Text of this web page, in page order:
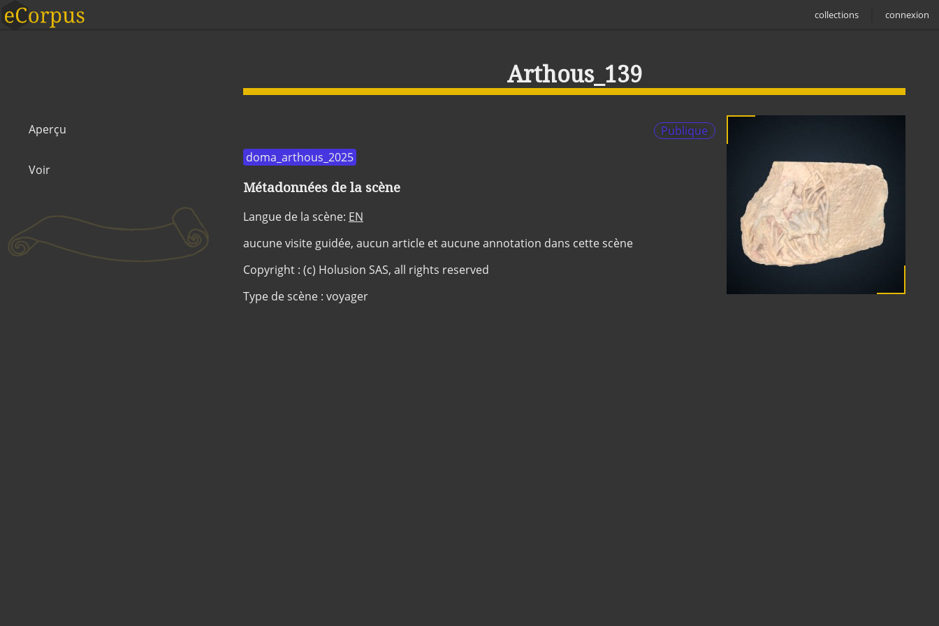
collections connexion
Arthous_139
Aperçu
Voir
Publique
doma_arthous_2025
Métadonnées de la scène
Langue de la scène: EN
aucune visite guidée, aucun article et aucune annotation dans cette scène
Copyright : (c) Holusion SAS, all rights reserved
Type de scène : voyager